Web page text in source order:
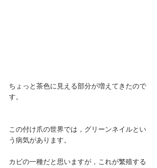
ちょっと茶色に見える部分が増えてきたので
す。
この付け爪の世界では，グリーンネイルとい
う病気があります。
カビの一種だと思いますが，これが繁殖する